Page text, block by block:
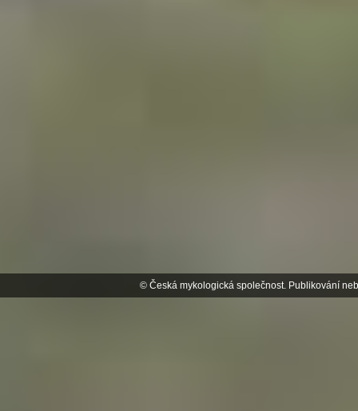
© Česká mykologická společnost. Publikování